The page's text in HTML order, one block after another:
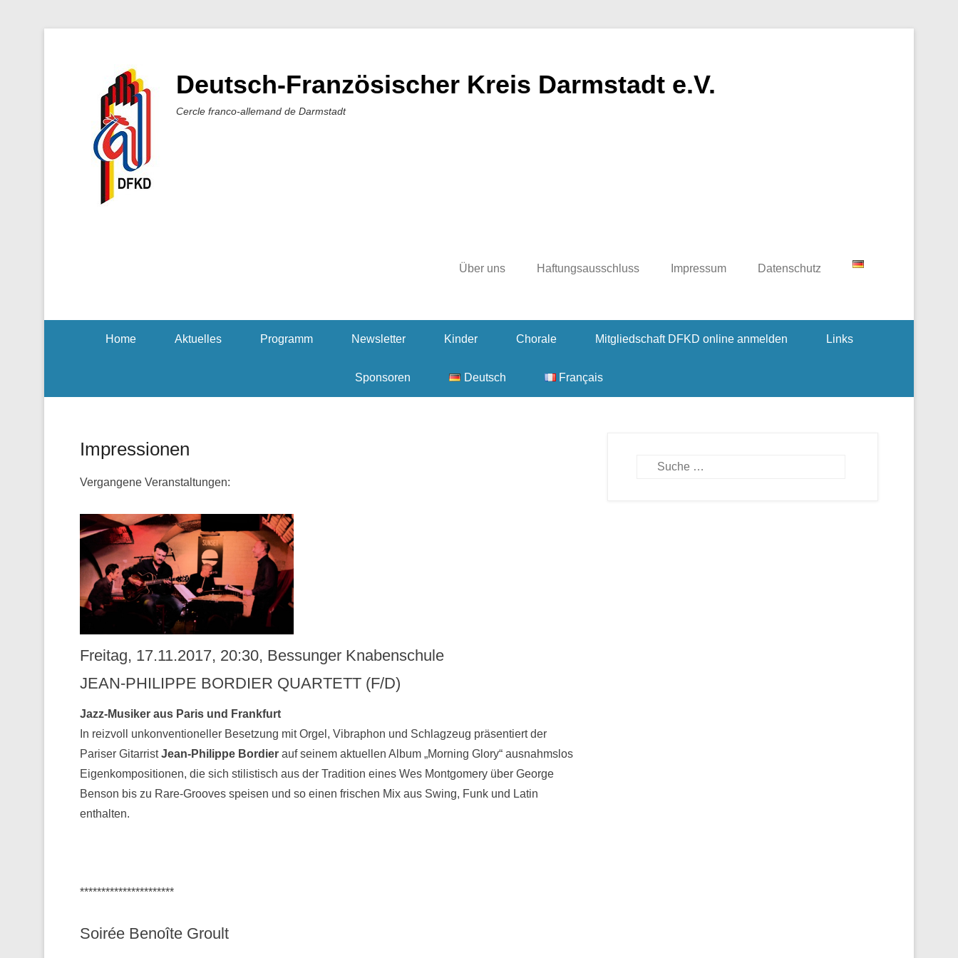
Deutsch-Französischer Kreis Darmstadt e.V.
Cercle franco-allemand de Darmstadt
Über uns Haftungsausschluss Impressum Datenschutz
Home Aktuelles Programm Newsletter Kinder Chorale Mitgliedschaft DFKD online anmelden Links
Sponsoren Deutsch Français
Impressionen
Vergangene Veranstaltungen:
Freitag, 17.11.2017, 20:30, Bessunger Knabenschule
JEAN-PHILIPPE BORDIER QUARTETT (F/D)
Jazz-Musiker aus Paris und Frankfurt
In reizvoll unkonventioneller Besetzung mit Orgel, Vibraphon und Schlagzeug präsentiert der
Pariser GitarristJean-Philippe Bordier auf seinem aktuellen Album „Morning Glory“ ausnahmslos
Eigenkompositionen, die sich stilistisch aus der Tradition eines Wes Montgomery über George
Benson bis zu Rare-Grooves speisen und so einen frischen Mix aus Swing, Funk und Latin
enthalten.
**********************
Soirée Benoîte Groult
Suchen